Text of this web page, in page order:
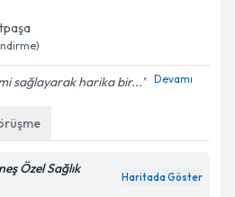
sağlayarak harika bir... Devamı
Özel Sağlık
Haritada Göster